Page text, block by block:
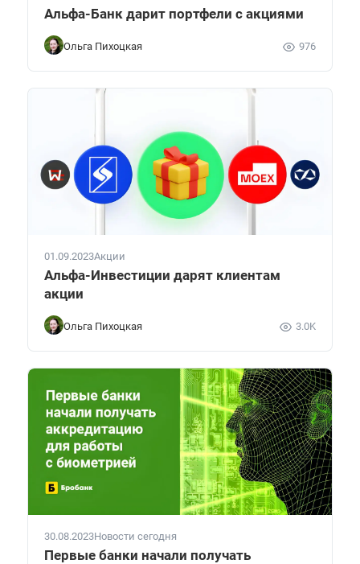
Альфа-Банк дарит портфели с акциями
Ольга Пихоцкая 976
01.09.2023Акции
Альфа-Инвестиции дарят клиентам
акции
Ольга Пихоцкая 3.0K
30.08.2023Новости сегодня
Первые банки начали получать